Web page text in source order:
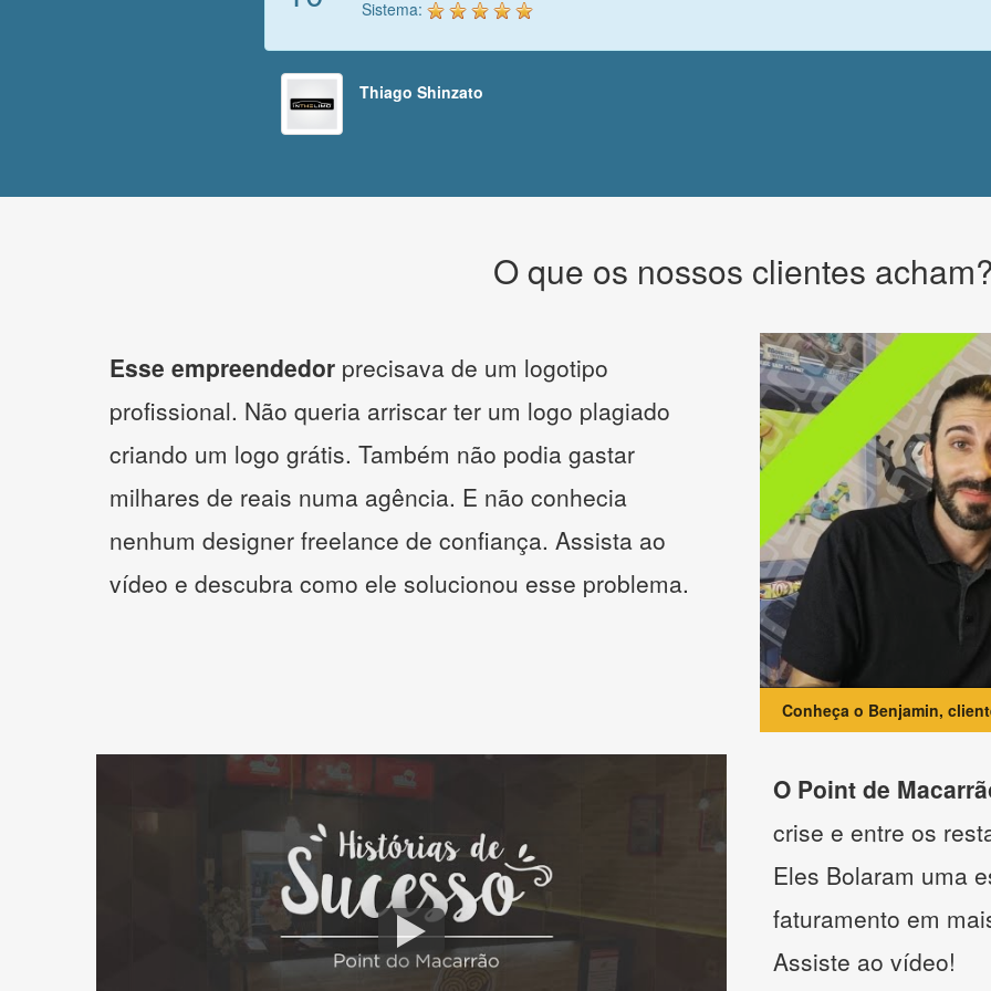
Sistema:
Thiago Shinzato
O que os nossos clientes
Esse empreendedor precisava de um logotipo
profissional. Não queria arriscar ter um logo plagiado
criando um logo grátis. Também não podia gastar
milhares de reais numa agência. E não conhecia
nenhum designer freelance de confiança. Assista ao
vídeo e descubra como ele solucionou esse problema.
Conheça o Benjamin,
O Point de
crise e entre os
Eles Bolaram uma
faturamento em
Assiste ao vídeo!